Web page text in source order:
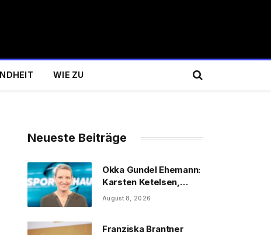
WIE ZU
Neueste Beiträge
Okka Gundel Ehemann:
Karsten Ketelsen,
Beruf & Kinder
August 8, 2026
Franziska Brantner